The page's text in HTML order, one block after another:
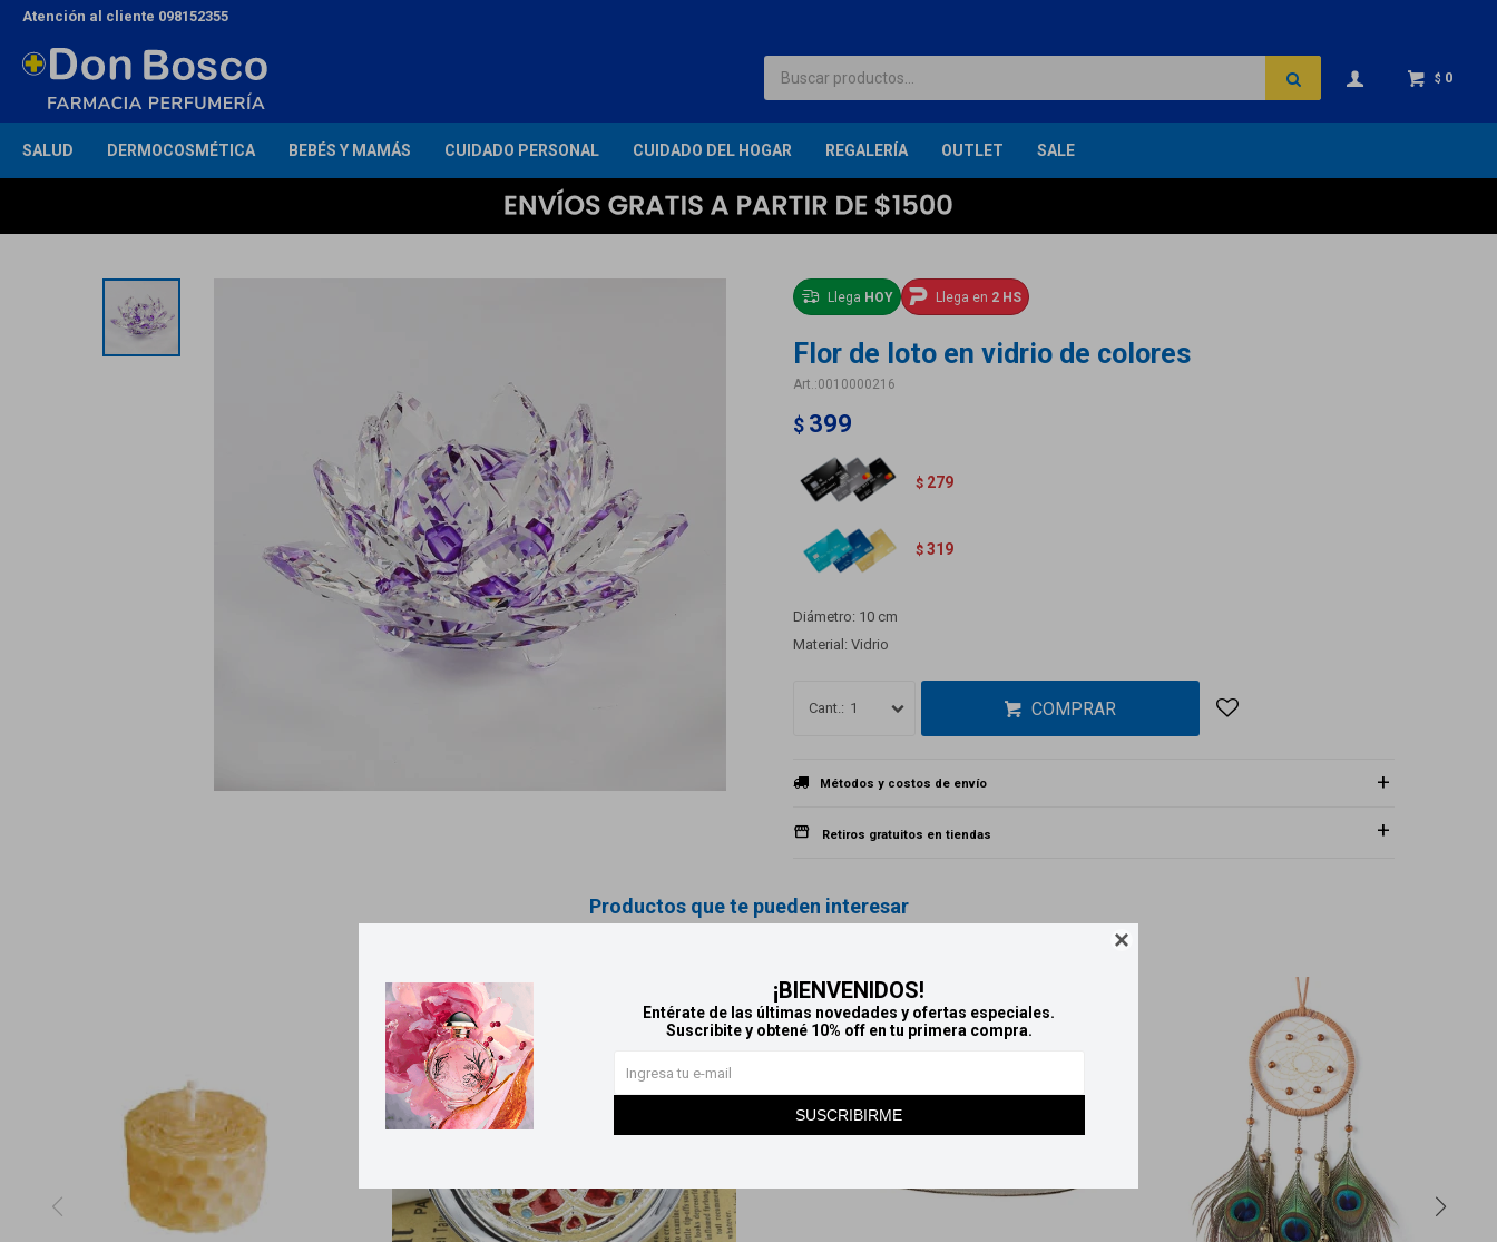

¡BIENVENIDOS!
Entérate de las últimas novedades y ofertas especiales.
Suscribite y obtené 10% off en tu primera compra.
SUSCRIBIRME
SALUD DERMOCOSMÉTICA BEBÉS Y MAMÁS CUIDADO PERSONAL CUIDADO DEL HOGAR REGALERÍA OUTLET SALE
$ 0
Atención al cliente 098152355
Llega HOY Llega en 2 HS
Flor de loto en vidrio de colores
0010000216
$ 399
$ 279
$ 319
Diámetro: 10 cm
Material: Vidrio
1 COMPRAR
Métodos y costos de envío
Retiros gratuitos en tiendas
Productos que te pueden interesar